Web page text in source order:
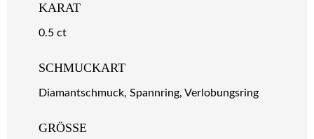
KARAT
0.5 ct
SCHMUCKART
Diamantschmuck, Spannring, Verlobungsring
GRÖSSE